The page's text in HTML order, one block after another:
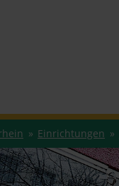
Einrichtungen